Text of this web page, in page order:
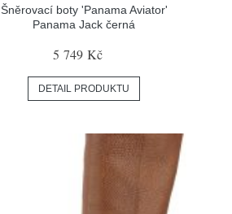
Šněrovací boty 'Panama Aviator'
Panama Jack černá
5 749 Kč
DETAIL PRODUKTU